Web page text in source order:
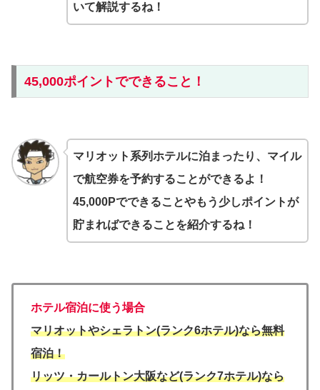
いて解説するね！
45,000ポイントでできること！
マリオット系列ホテルに泊まったり、マイル
で航空券を予約することができるよ！
45,000Pでできることやもう少しポイントが
貯まればできることを紹介するね！
ホテル宿泊に使う場合
マリオットやシェラトン(ランク6ホテル)なら無料
宿泊！
リッツ・カールトン大阪など(ランク7ホテル)なら